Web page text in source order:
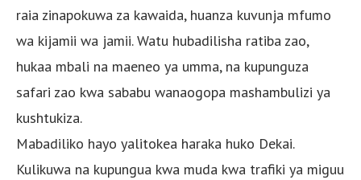
raia zinapokuwa za kawaida, huanza kuvunja mfumo
wa kijamii wa jamii. Watu hubadilisha ratiba zao,
hukaa mbali na maeneo ya umma, na kupunguza
safari zao kwa sababu wanaogopa mashambulizi ya
kushtukiza.
Mabadiliko hayo yalitokea haraka huko Dekai.
Kulikuwa na kupungua kwa muda kwa trafiki ya miguu